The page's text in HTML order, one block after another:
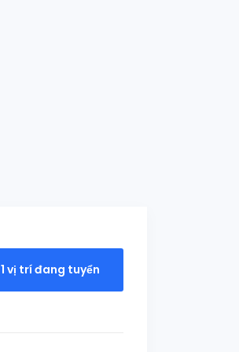
1 vị trí đang tuyển